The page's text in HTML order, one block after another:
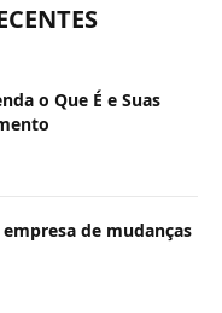
o Que É e Suas
de mudanças